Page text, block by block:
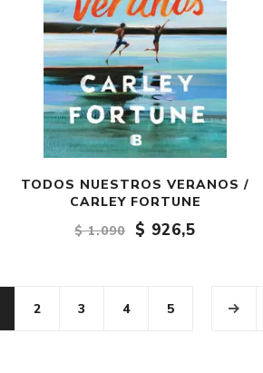
TODOS NUESTROS VERANOS /
CARLEY FORTUNE
$ 1.090
$ 926,5
2 3 4 5